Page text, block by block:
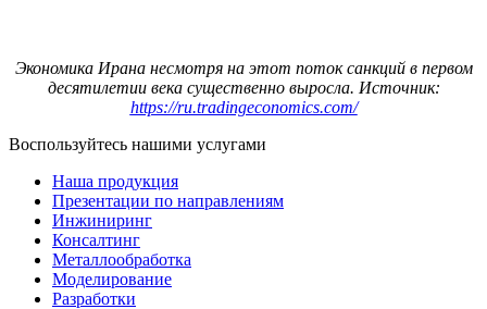
Экономика Ирана несмотря на этот поток санкций в первом
десятилетии века существенно выросла. Источник:
https://ru.tradingeconomics.com/
Воспользуйтесь нашими услугами
Наша продукция
Презентации по направлениям
Инжиниринг
Консалтинг
Металлообработка
Моделирование
Разработки